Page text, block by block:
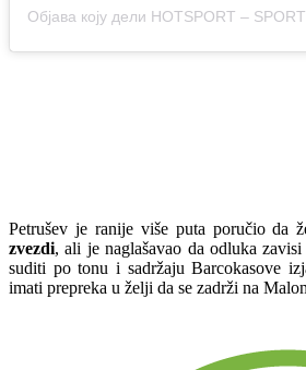
Petrušev je ranije više puta poručio da
zvezdi, ali je naglašavao da odluka
suditi po tonu i sadržaju Barcokasove
imati prepreka u želji da se zadrži na